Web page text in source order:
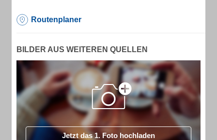
Routenplaner
BILDER AUS WEITEREN QUELLEN
Jetzt das 1. Foto hochladen